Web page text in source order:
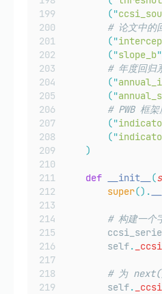
("
# 论文中的
("
("slope_b"
# 年度回归
("
("
# PWB 框架
("
("
)
def __init__ (
super().
# 构建一个
        self
.
# 为
        self
.